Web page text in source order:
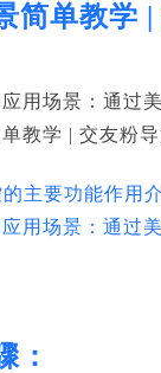
简单教学
用场景：通过
教学 | 交友粉
主要功能作用
用场景：通过
：